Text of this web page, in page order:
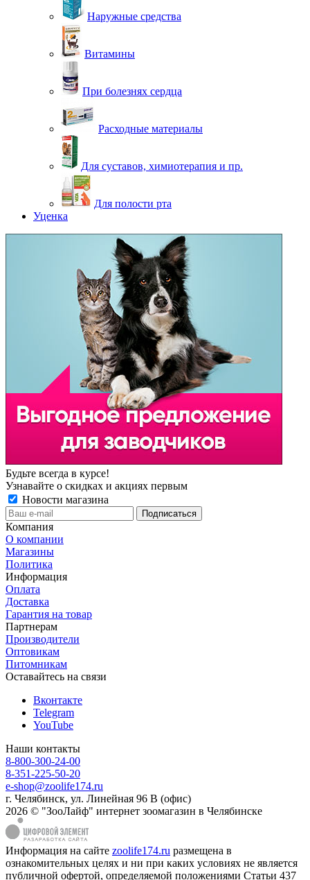
Наружные средства
Витамины
При болезнях сердца
Расходные материалы
Для суставов, химиотерапия и пр.
Для полости рта
Уценка
Будьте всегда в курсе!
Узнавайте о скидках и акциях первым
Новости магазина
Компания
О компании
Магазины
Политика
Информация
Оплата
Доставка
Гарантия на товар
Партнерам
Производители
Оптовикам
Питомникам
Оставайтесь на связи
Вконтакте
Telegram
YouTube
Наши контакты
8-800-300-24-00
8-351-225-50-20
e-shop@zoolife174.ru
г. Челябинск, ул. Линейная 96 В (офис)
2026 © "ЗооЛайф" интернет зоомагазин в Челябинске
Информация на сайте zoolife174.ru размещена в
ознакомительных целях и ни при каких условиях не является
публичной офертой, определяемой положениями Статьи 437